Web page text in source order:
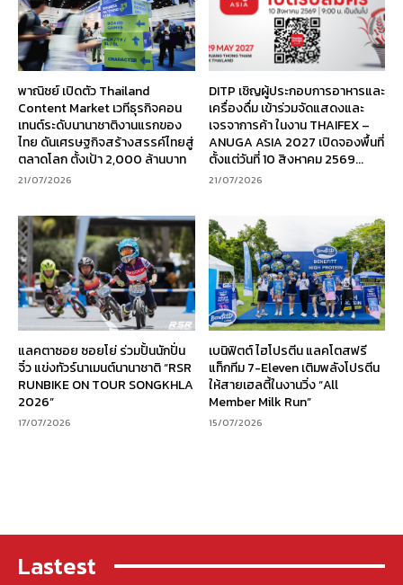
พาณิชย์ เปิดตัว Thailand
Content Market เวทีธุรกิจคอน
เทนต์ระดับนานาชาติงานแรกของ
ไทย ดันเศรษฐกิจสร้างสรรค์ไทยสู่
ตลาดโลก ตั้งเป้า 2,000 ล้านบาท
21/07/2026
DITP เชิญผู้ประกอบการอาหารและ
เครื่องดื่ม เข้าร่วมจัดแสดงและ
เจรจาการค้า ในงาน THAIFEX –
ANUGA ASIA 2027 เปิดจองพื้นที่
ตั้งแต่วันที่ 10 สิงหาคม 2569...
21/07/2026
แลคตาซอย ซอยโย่ ร่วมปั้นนักปั่น
จิ๋ว แข่งทัวร์นาเมนต์นานาชาติ “RSR
RUNBIKE ON TOUR SONGKHLA
2026”
17/07/2026
เบนิฟิตต์ ไฮโปรตีน แลคโตสฟรี
แท็กทีม 7-Eleven เติมพลังโปรตีน
ให้สายเฮลตี้ในงานวิ่ง “All
Member Milk Run”
15/07/2026
Lastest